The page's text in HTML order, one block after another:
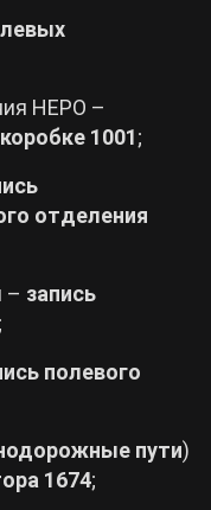
НЕРО –
1001;
отделения
– запись
;
полевого
пути)
1674;